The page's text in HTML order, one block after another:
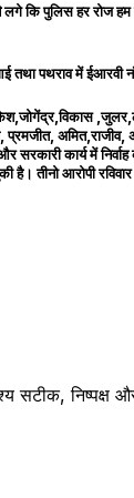
लगे कि पुलिस हर
तथा पथराव में
सरकारी कार्य में
तीनो आरोपी
निष्पक्ष